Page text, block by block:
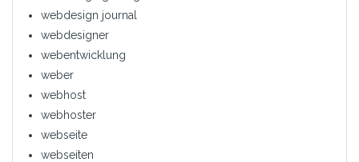
webdesign journal
webdesigner
webentwicklung
weber
webhost
webhoster
webseite
webseiten